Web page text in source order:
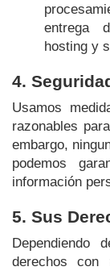
entrega
hosting y
4.
Usamos
razonables
embargo,
podemos
información
5. Sus
Dependiendo
derechos con